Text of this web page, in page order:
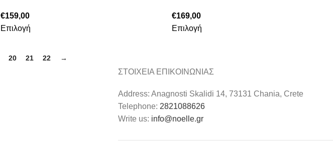
€159,00
Επιλογή
€169,00
Επιλογή
20 21 22 →
ΣΤΟΙΧΕΙΑ ΕΠΙΚΟΙΝΩΝΙΑΣ
Address: Anagnosti Skalidi 14, 73131 Chania, Crete
Telephone: 2821088626
Write us: info@noelle.gr